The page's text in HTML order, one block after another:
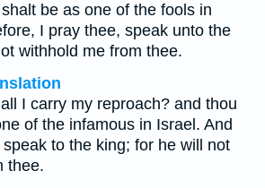
be as one of the fools in
I pray thee, speak unto the
withhold me from thee.
I carry my reproach? and thou
of the infamous in Israel. And
to the king; for he will not
thee.